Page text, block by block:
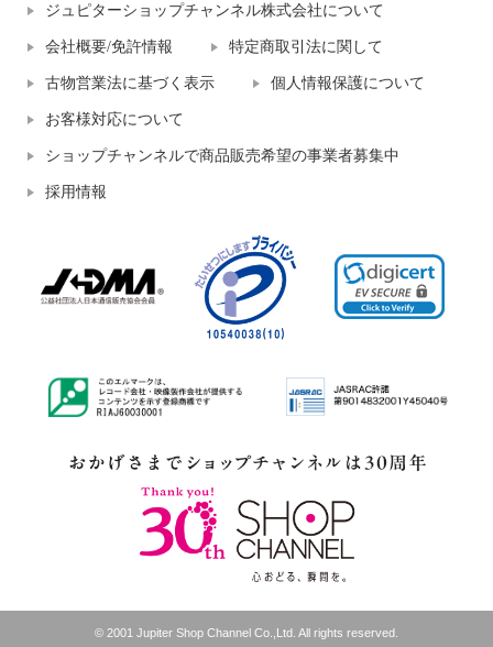
ジュピターショップチャンネル株式会社について
会社概要/免許情報 特定商取引法に関して
古物営業法に基づく表示 個人情報保護について
お客様対応について
ショップチャンネルで商品販売希望の事業者募集中
採用情報
© 2001 Jupiter Shop Channel Co.,Ltd. All rights reserved.